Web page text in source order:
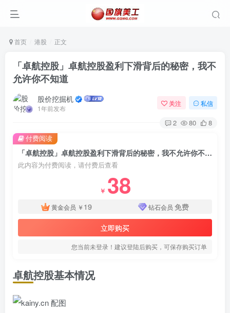
首页 港股 正文
「卓航控股」卓航控股盈利下滑背后的秘密，我不
允许你不知道
股价挖掘机
1年前发布
关注 私信
2 80 8
「卓航控股」卓航控股盈利下滑背后的秘密，我不允许你不知道
此内容为付费阅读，请付费后查看
￥ 38
黄金会员 ￥ 19 钻石会员 免费
立即购买
您当前未登录！建议登陆后购买，可保存购买订单
付费阅读
卓航控股基本情况